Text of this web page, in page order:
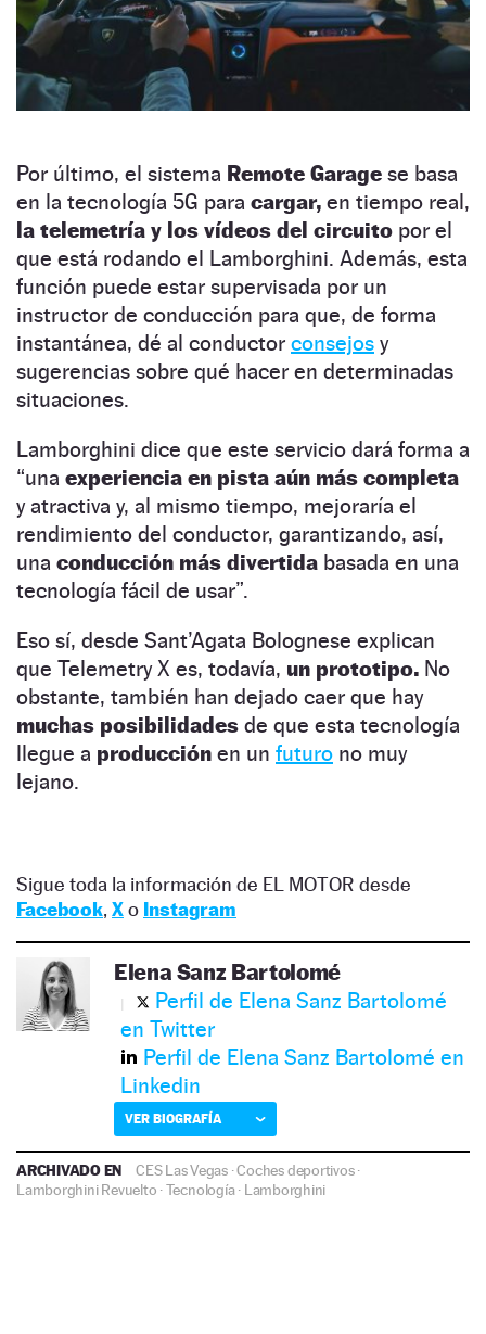
Por último, el sistema Remote Garage se basa
en la tecnología 5G para cargar, en tiempo real,
la telemetría y los vídeos del circuito por el
que está rodando el Lamborghini. Además, esta
función puede estar supervisada por un
instructor de conducción para que, de forma
instantánea, dé al conductor consejos y
sugerencias sobre qué hacer en determinadas
situaciones.
Lamborghini dice que este servicio dará forma a
“una experiencia en pista aún más completa
y atractiva y, al mismo tiempo, mejoraría el
rendimiento del conductor, garantizando, así,
una conducción más divertida basada en una
tecnología fácil de usar”.
Eso sí, desde Sant’Agata Bolognese explican
que Telemetry X es, todavía, un prototipo. No
obstante, también han dejado caer que hay
muchas posibilidades de que esta tecnología
llegue a producción en un futuro no muy
lejano.
Sigue toda la información de EL MOTOR desde
Facebook, Xo Instagram
Elena Sanz Bartolomé
Perfil de Elena Sanz Bartolomé
en Twitter
Perfil de Elena Sanz Bartolomé en
Linkedin
VER BIOGRAFÍA
ARCHIVADO EN CES Las Vegas ·Coches deportivos·
Lamborghini Revuelto ·Tecnología· Lamborghini